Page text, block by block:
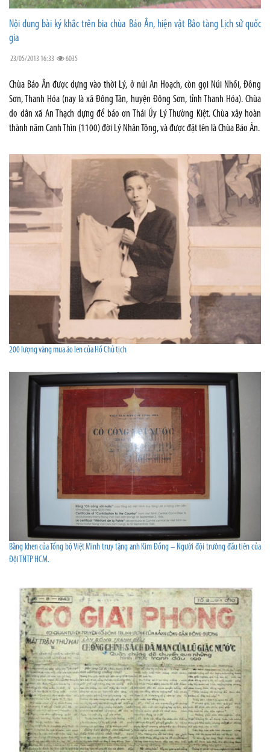
Nội dung bài ký khắc trên bia chùa Báo Ân, hiện vật Bảo tàng Lịch sử quốc
gia
23/05/2013 16:33 6035
Chùa Báo Ân được dựng vào thời Lý, ở núi An Hoạch, còn gọi Núi Nhồi, Đông
Sơn, Thanh Hóa (nay là xã Đông Tân, huyện Đông Sơn, tỉnh Thanh Hóa). Chùa
do dân xã An Thạch dựng để báo ơn Thái Úy Lý Thường Kiệt. Chùa xây hoàn
thành năm Canh Thìn (1100) đời Lý Nhân Tông, và được đặt tên là Chùa Báo Ân.
200 lượng vàng mua áo len của Hồ Chủ tịch
Bằng khen của Tổng bộ Việt Minh truy tặng anh Kim Đồng – Người đội trưởng đầu tiên của
Đội TNTP HCM.